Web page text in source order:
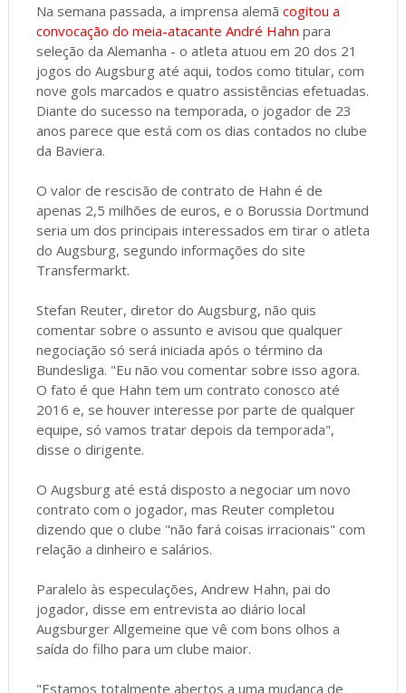
Na semana passada, a imprensa alemã cogitou a
convocação do meia-atacante André Hahn para
seleção da Alemanha - o atleta atuou em 20 dos 21
jogos do Augsburg até aqui, todos como titular, com
nove gols marcados e quatro assistências efetuadas.
Diante do sucesso na temporada, o jogador de 23
anos parece que está com os dias contados no clube
da Baviera.
O valor de rescisão de contrato de Hahn é de
apenas 2,5 milhões de euros, e o Borussia Dortmund
seria um dos principais interessados em tirar o atleta
do Augsburg, segundo informações do site
Transfermarkt.
Stefan Reuter, diretor do Augsburg, não quis
comentar sobre o assunto e avisou que qualquer
negociação só será iniciada após o término da
Bundesliga. "Eu não vou comentar sobre isso agora.
O fato é que Hahn tem um contrato conosco até
2016 e, se houver interesse por parte de qualquer
equipe, só vamos tratar depois da temporada",
disse o dirigente.
O Augsburg até está disposto a negociar um novo
contrato com o jogador, mas Reuter completou
dizendo que o clube "não fará coisas irracionais" com
relação a dinheiro e salários.
Paralelo às especulações, Andrew Hahn, pai do
jogador, disse em entrevista ao diário local
Augsburger Allgemeine que vê com bons olhos a
saída do filho para um clube maior.
"Estamos totalmente abertos a uma mudança de